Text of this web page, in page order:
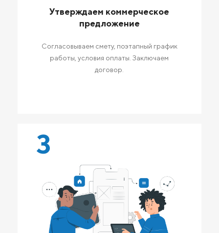
Утверждаем коммерческое
предложение
Согласовываем смету, поэтапный график
работы, условия оплаты. Заключаем
договор.
3